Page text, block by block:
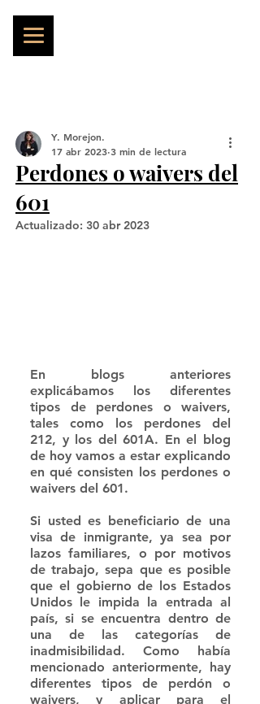
Perdones o waivers del
601
Y. Morejon.
17 abr 2023 3 min de lectura
Actualizado: 30 abr 2023
En blogs anteriores
explicábamos los diferentes
tipos de perdones o waivers,
tales como los perdones del
212, y los del 601A. En el blog
de hoy vamos a estar explicando
en qué consisten los perdones o
waivers del 601.
Si usted es beneficiario de una
visa de inmigrante, ya sea por
lazos familiares, o por motivos
de trabajo, sepa que es posible
que el gobierno de los Estados
Unidos le impida la entrada al
país, si se encuentra dentro de
una de las categorías de
inadmisibilidad. Como había
mencionado anteriormente, hay
diferentes tipos de perdón o
waivers, y aplicar para el